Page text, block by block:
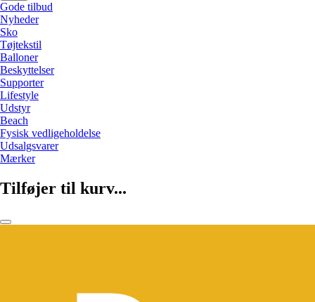
Gode tilbud
Nyheder
Sko
Tøjtekstil
Balloner
Beskyttelser
Supporter
Lifestyle
Udstyr
Beach
Fysisk vedligeholdelse
Udsalgsvarer
Mærker
Tilføjer til kurv...